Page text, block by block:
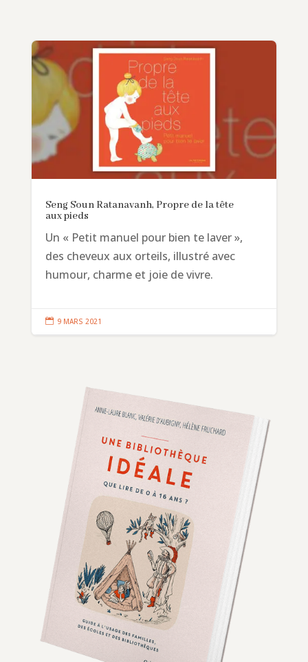
Seng Soun Ratanavanh, Propre de la tête
aux pieds
Un « Petit manuel pour bien te laver »,
des cheveux aux orteils, illustré avec
humour, charme et joie de vivre.
 9 MARS 2021